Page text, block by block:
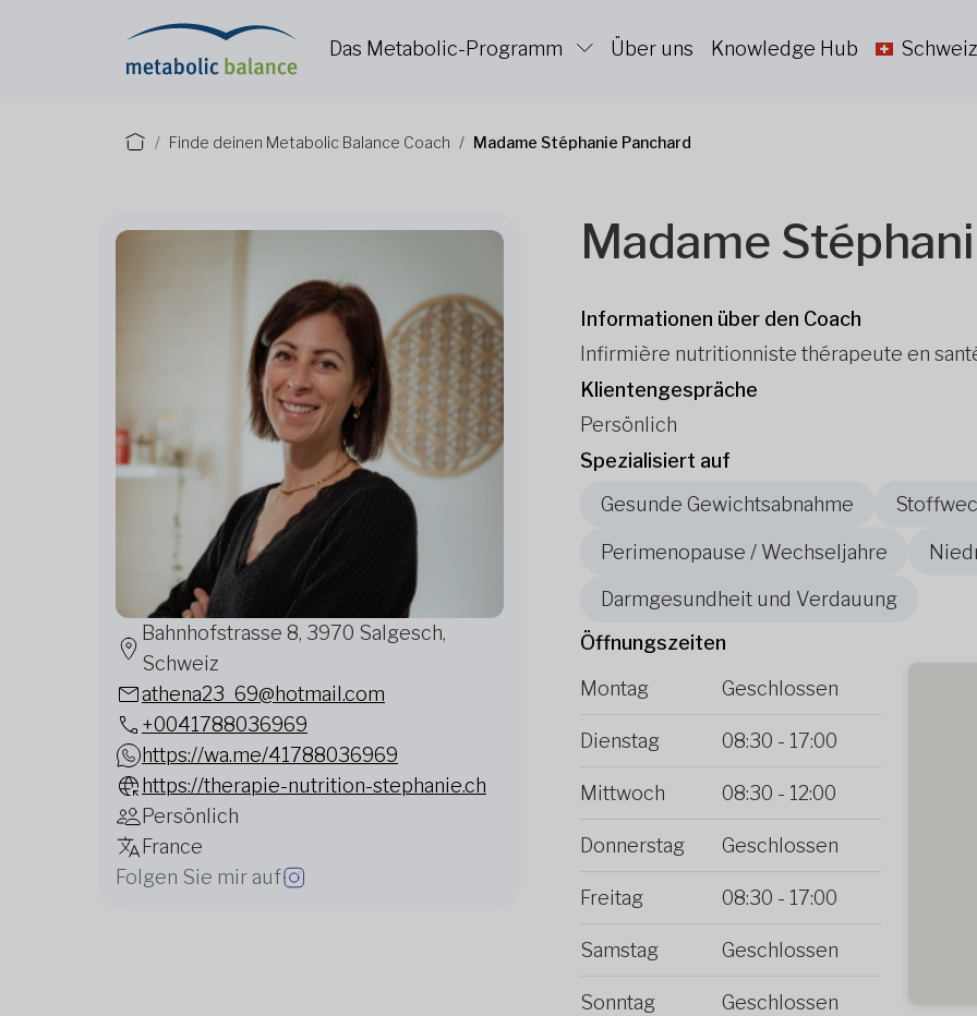
Das Metabolic-Programm Über uns Knowledge Hub
Finde deinen Metabolic Balance Coach Madame Stéphanie Panchard
Bahnhofstrasse 8, 3970 Salgesch,
Schweiz
athena23_69@hotmail.com
+0041788036969
https://wa.me/41788036969
https://therapie-nutrition-stephanie.ch
Persönlich
France
Folgen Sie mir auf
Madame
Informationen über den Coach
Infirmière nutritionniste thérapeute en
Klientengespräche
Persönlich
Spezialisiert auf
Gesunde Gewichtsabnahme
Perimenopause / Wechseljahre
Darmgesundheit und Verdauung
Öffnungszeiten
Montag
Geschlossen
Dienstag 08:30 - 17:00
Mittwoch 08:30 - 12:00
Donnerstag Geschlossen
Freitag 08:30 - 17:00
Samstag Geschlossen
Sonntag Geschlossen